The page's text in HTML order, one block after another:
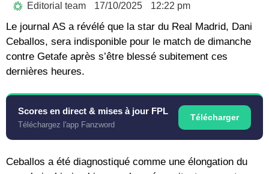
Editorial team 17/10/2025 12:22 pm
Le journal AS a révélé que la star du Real Madrid, Dani
Ceballos, sera indisponible pour le match de dimanche
contre Getafe après s’être blessé subitement ces
dernières heures.
Scores en direct & mises à jour FPL
Téléchargez l'app Fanzword
Télécharger
Ceballos a été diagnostiqué comme une élongation du